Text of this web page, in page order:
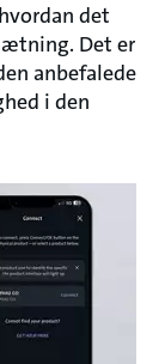
det
Det er
anbefalede
i den